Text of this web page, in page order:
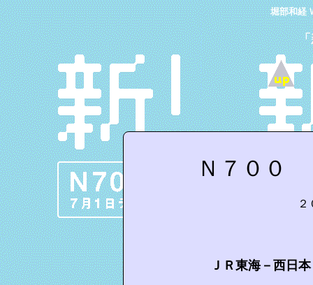
堀部和経
Ｎ７００
ＪＲ東海－西日